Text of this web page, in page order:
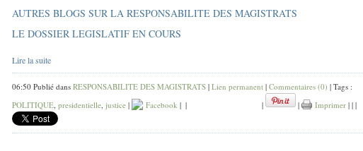
AUTRES BLOGS SUR LA RESPONSABILITE DES MAGISTRATS
LE DOSSIER LEGISLATIF EN COURS
Lire la suite
06:50 Publié dans RESPONSABILITE DES MAGISTRATS | Lien permanent | Commentaires (0) | Tags :
POLITIQUE, presidentielle, justice | Facebook | | | | Imprimer | | |